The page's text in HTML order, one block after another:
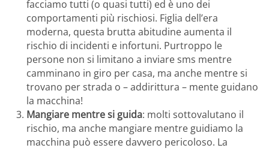
facciamo tutti (o quasi tutti) ed è uno dei
comportamenti più rischiosi. Figlia dell’era
moderna, questa brutta abitudine aumenta il
rischio di incidenti e infortuni. Purtroppo le
persone non si limitano a inviare sms mentre
camminano in giro per casa, ma anche mentre si
trovano per strada o – addirittura – mente guidano
la macchina!
Mangiare mentre si guida: molti sottovalutano il
rischio, ma anche mangiare mentre guidiamo la
macchina può essere davvero pericoloso. La